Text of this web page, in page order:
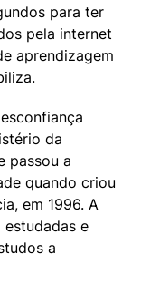
para ter
pela internet
aprendizagem
da
passou a
quando criou
em 1996. A
e
a